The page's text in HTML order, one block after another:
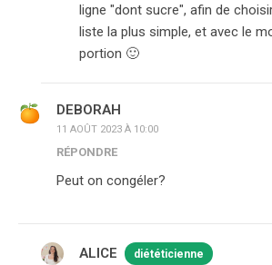
ligne "dont sucre", afin de
liste la plus simple, et avec le
portion 🙂
DEBORAH
11 AOÛT 2023 À 10:00
RÉPONDRE
Peut on congéler?
ALICE diététicienne